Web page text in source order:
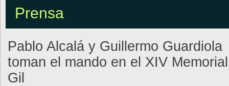
Prensa
Pablo Alcalá y Guillermo Guardiola
toman el mando en el XIV
Gil